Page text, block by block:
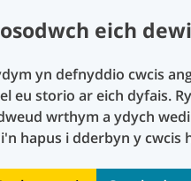
eich
yn defnyddio cwcis
eu storio ar eich dyfais.
wrthym a ydych
hapus i dderbyn y cwcis